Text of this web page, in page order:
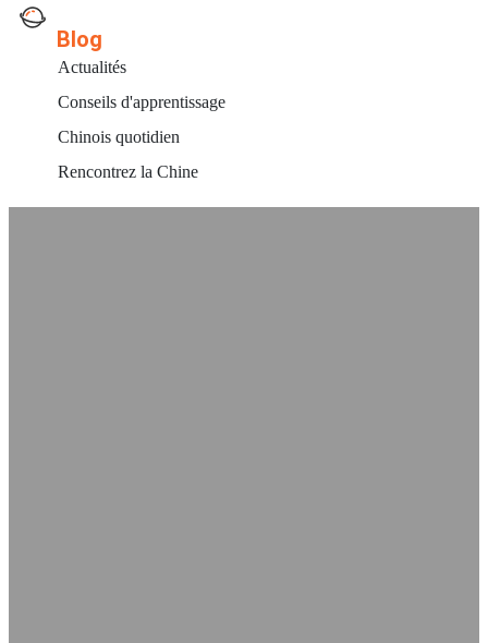
Blog
Actualités
Conseils d'apprentissage
Chinois quotidien
Rencontrez la Chine